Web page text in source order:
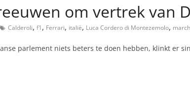
om vertrek van
Calderoli, f1, Ferrari, italië, Luca Cordero di Montezemolo,
parlement niets beters te doen hebben, klinkt er